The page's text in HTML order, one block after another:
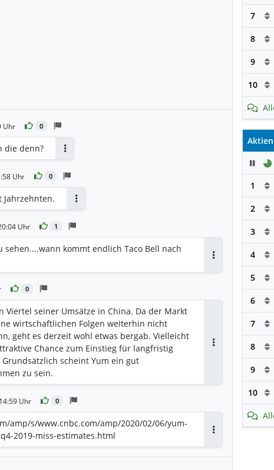
Uhr 0
die denn?
Uhr 0
Jahrzehnten.
Uhr 1
sehen....wann kommt endlich Taco Bell nach
Antworten
0
Viertel seiner Umsätze in China. Da der Markt
wirtschaftlichen Folgen weiterhin nicht
geht es derzeit wohl etwas bergab. Vielleicht
Chance zum Einstieg für langfristig
scheint Yum ein gut
zu sein.
Uhr 0
amp/s/www.cnbc.com/amp/2020/02/06/yum-
2019-miss-estimates.html
7
8
9
10
Aktien
1
2
3
4
5
6
7
8
9
10